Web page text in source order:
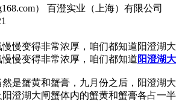
） 百澄实业（上海）有限公司
慢变得非常浓厚，咱们都知道阳澄湖
慢变得非常浓厚，咱们都知道 阳澄湖
是蟹黄和蟹膏，九月份之后，阳澄湖
澄湖大闸蟹体内的蟹黄和蟹膏各占一